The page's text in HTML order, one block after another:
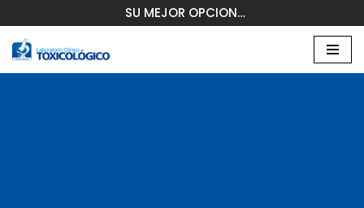
Saltar
al
SU MEJOR OPCION…